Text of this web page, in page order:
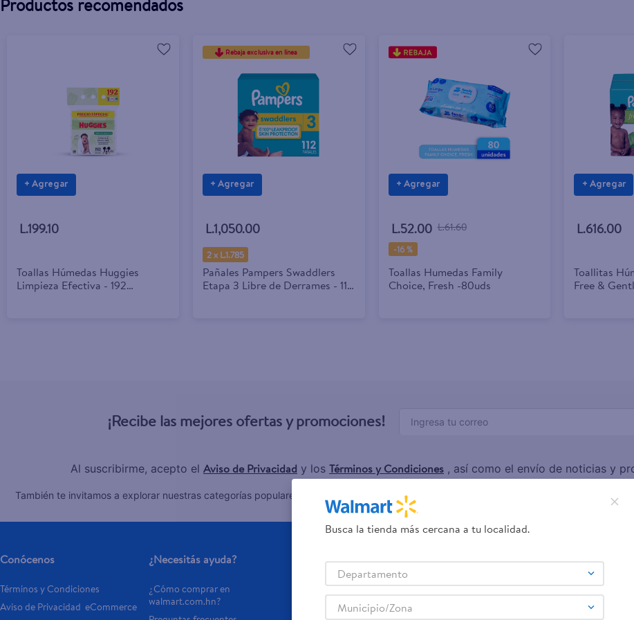
Productos recomendados
+ Agregar
L.199.10
Toallas Húmedas Huggies
Limpieza Efectiva - 192
Rebaja exclusiva en línea
+ Agregar
L.1,050.00
2 x L.1.785
Pañales Pampers Swaddlers
Etapa 3 Libre de Derrames - 112
+ Agregar
L.52.00 L.61.60
-16 %
Toallas Humedas Family
Choice, Fresh -80uds
+ Agregar
L.616.00
Toallitas
Free &
¡Recibe las mejores ofertas y promociones!
Al suscribirme, acepto el Aviso de Privacidad y los Términos y Condiciones , así como el envío de noticias y
También te invitamos a explorar nuestras categorías populares: ,Laptops
Samsung,Celulares iPhone
Conócenos
Términos y Condiciones
Aviso de Privacidad  eCommerce
¿Necesitás ayuda?
¿Cómo comprar en
walmart.com.hn?
Servicios
Tarjeta de regalo
Otros servicios:
Financiamiento
Tarjeta de Crédito Aplica Ya
Busca la tienda más cercana a tu localidad.
Departamento
Municipio/Zona